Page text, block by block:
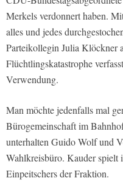
Merkels verdonnert haben.
alles und jedes
Parteikollegin Julia Klöckner
Flüchtlingskatastrophe
Verwendung.
Man möchte jedenfalls mal
Bürogemeinschaft im
unterhalten Guido Wolf und
Wahlkreisbüro. Kauder spielt
Einpeitschers der Fraktion.